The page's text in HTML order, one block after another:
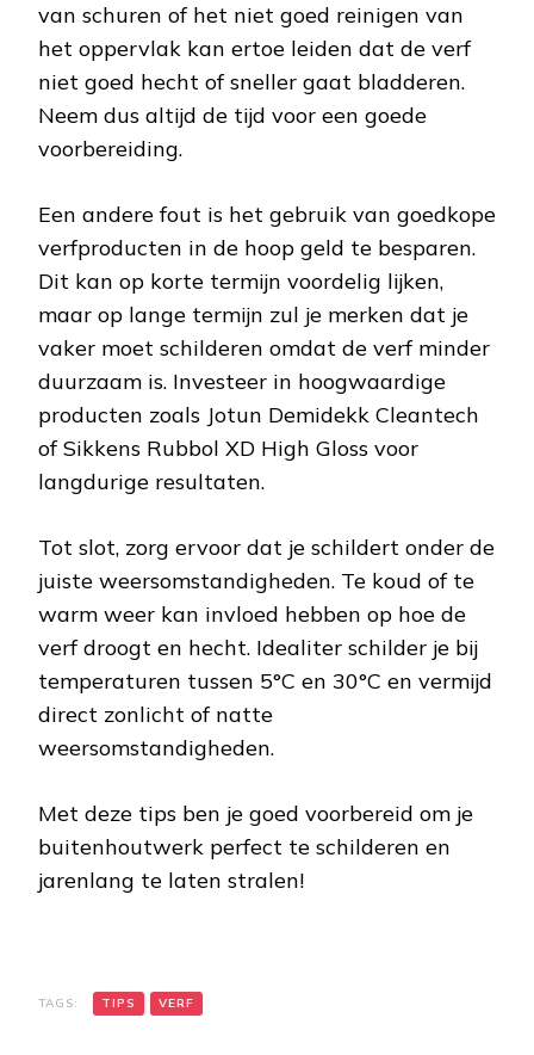
van schuren of het niet goed reinigen van
het oppervlak kan ertoe leiden dat de verf
niet goed hecht of sneller gaat bladderen.
Neem dus altijd de tijd voor een goede
voorbereiding.
Een andere fout is het gebruik van goedkope
verfproducten in de hoop geld te besparen.
Dit kan op korte termijn voordelig lijken,
maar op lange termijn zul je merken dat je
vaker moet schilderen omdat de verf minder
duurzaam is. Investeer in hoogwaardige
producten zoals Jotun Demidekk Cleantech
of Sikkens Rubbol XD High Gloss voor
langdurige resultaten.
Tot slot, zorg ervoor dat je schildert onder de
juiste weersomstandigheden. Te koud of te
warm weer kan invloed hebben op hoe de
verf droogt en hecht. Idealiter schilder je bij
temperaturen tussen 5°C en 30°C en vermijd
direct zonlicht of natte
weersomstandigheden.
Met deze tips ben je goed voorbereid om je
buitenhoutwerk perfect te schilderen en
jarenlang te laten stralen!
TAGS: TIPS VERF